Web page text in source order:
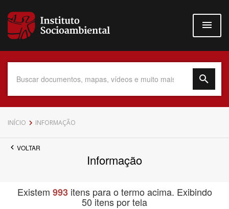
para
conteúdo
Data do Documento
INÍCIO INFORMAÇÃO
VOLTAR
Informação
Existem 993itens para o termo acima. Exibindo
50 itens por tela